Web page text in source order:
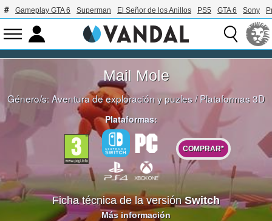
Gameplay GTA 6 Superman El Señor de los Anillos PS5 GTA 6 Sony
Mail Mole
Género/s:Aventura de exploración y puzles/Plataformas 3D
Plataformas:
COMPRAR*
Ficha técnica de la versiónSwitch
Más información